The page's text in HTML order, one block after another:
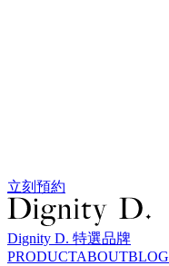
立刻預約
Dignity D. 特選品牌
PRODUCTABOUTBLOG